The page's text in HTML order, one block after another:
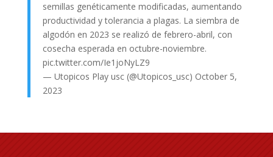
semillas genéticamente modificadas, aumentando
productividad y tolerancia a plagas. La siembra de
algodón en 2023 se realizó de febrero-abril, con
cosecha esperada en octubre-noviembre.
pic.twitter.com/Ie1joNyLZ9
— Utopicos Play usc (@Utopicos_usc) October 5,
2023